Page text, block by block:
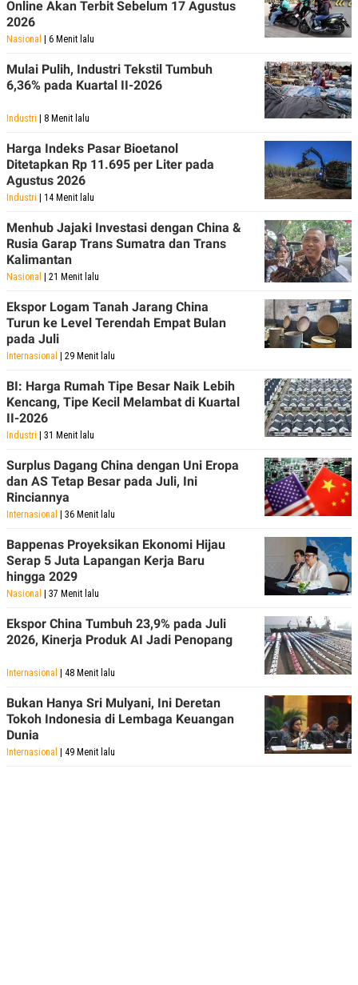
Online Akan Terbit Sebelum 17 Agustus
2026
Nasional | 6 Menit lalu
Mulai Pulih, Industri Tekstil Tumbuh
6,36% pada Kuartal II-2026
Industri | 8 Menit lalu
Harga Indeks Pasar Bioetanol
Ditetapkan Rp 11.695 per Liter pada
Agustus 2026
Industri | 14 Menit lalu
Menhub Jajaki Investasi dengan China &
Rusia Garap Trans Sumatra dan Trans
Kalimantan
Nasional | 21 Menit lalu
Ekspor Logam Tanah Jarang China
Turun ke Level Terendah Empat Bulan
pada Juli
Internasional | 29 Menit lalu
BI: Harga Rumah Tipe Besar Naik Lebih
Kencang, Tipe Kecil Melambat di Kuartal
II-2026
Industri | 31 Menit lalu
Surplus Dagang China dengan Uni Eropa
dan AS Tetap Besar pada Juli, Ini
Rinciannya
Internasional | 36 Menit lalu
Bappenas Proyeksikan Ekonomi Hijau
Serap 5 Juta Lapangan Kerja Baru
hingga 2029
Nasional | 37 Menit lalu
Ekspor China Tumbuh 23,9% pada Juli
2026, Kinerja Produk AI Jadi Penopang
Internasional | 48 Menit lalu
Bukan Hanya Sri Mulyani, Ini Deretan
Tokoh Indonesia di Lembaga Keuangan
Dunia
Internasional | 49 Menit lalu